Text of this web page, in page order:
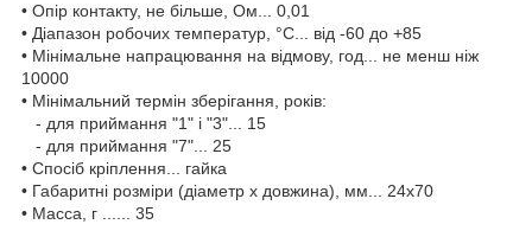
• Опір контакту, не більше, Ом... 0,01
• Діапазон робочих температур, °C... від -60 до +85
• Мінімальне напрацювання на відмову, год... не менш ніж
10000
• Мінімальний термін зберігання, років:
- для приймання "1" і "3"... 15
- для приймання "7"... 25
• Спосіб кріплення... гайка
• Габаритні розміри (діаметр х довжина), мм... 24х70
• Масса, г ...... 35